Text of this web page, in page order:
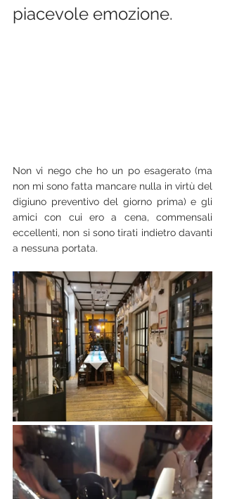
piacevole emozione.
Non vi nego che ho un po esagerato (ma
non mi sono fatta mancare nulla in virtù del
digiuno preventivo del giorno prima) e gli
amici con cui ero a cena, commensali
eccellenti, non si sono tirati indietro davanti
a nessuna portata.